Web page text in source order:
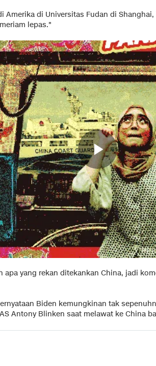
Amerika di Universitas Fudan di
lepas."
apa yang rekan ditekankan China, jadi
Biden kemungkinan tak
Antony Blinken saat melawat ke China